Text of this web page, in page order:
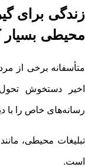
زندگی برای
محیطی بسیار
متأسفانه برخی از
اخیر دستخوش
رسانه‌های خاص را با
تبلیغات محیطی،
است.